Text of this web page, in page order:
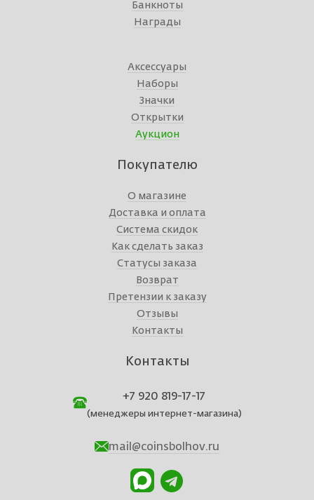
Банкноты
Награды
Аксессуары
Наборы
Значки
Открытки
Аукцион
Покупателю
О магазине
Доставка и оплата
Система скидок
Как сделать заказ
Статусы заказа
Возврат
Претензии к заказу
Отзывы
Контакты
Контакты
+7 920 819-17-17
(менеджеры интернет-магазина)
mail@coinsbolhov.ru